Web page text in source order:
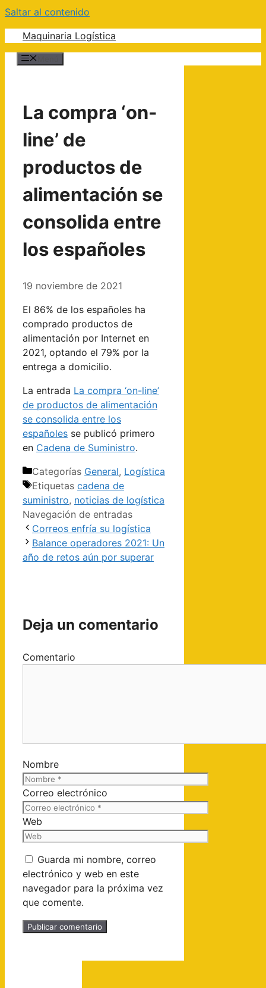
Saltar al contenido
Maquinaria Logística
La compra ‘on-
line’ de
productos de
alimentación se
consolida entre
los españoles
19 noviembre de 2021
El 86% de los españoles ha
comprado productos de
alimentación por Internet en
2021, optando el 79% por la
entrega a domicilio.
La entrada La compra ‘on-line’
de productos de alimentación
se consolida entre los
españoles se publicó primero
en Cadena de Suministro.
Categorías General, Logística
Etiquetas cadena de
suministro, noticias de logística
Navegación de entradas
Correos enfría su logística
Balance operadores 2021: Un
año de retos aún por superar
Deja un comentario
Comentario
Nombre
Correo electrónico
Web
Guarda mi nombre, correo
electrónico y web en este
navegador para la próxima vez
que comente.